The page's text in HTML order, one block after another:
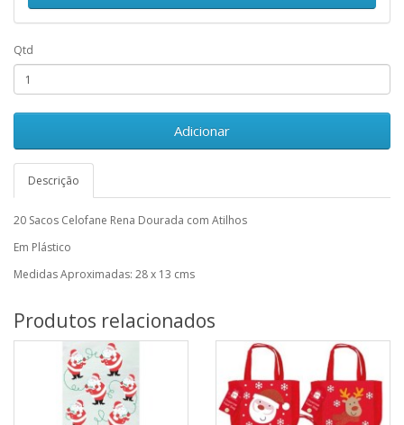
Qtd
Adicionar
Descrição
20 Sacos Celofane Rena Dourada com Atilhos
Em Plástico
Medidas Aproximadas: 28 x 13 cms
Produtos relacionados